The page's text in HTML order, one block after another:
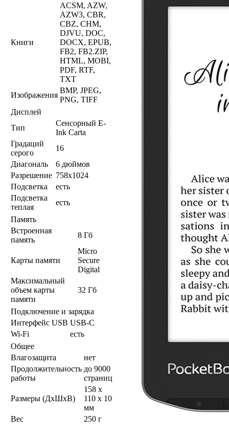
Книги
ACSM, AZW,
AZW3, CBR,
CBZ, CHM,
DJVU, DOC,
DOCX, EPUB,
FB2, FB2.ZIP,
HTML, MOBI,
PDF, RTF,
TXT
Изображения
BMP, JPEG,
PNG, TIFF
Дисплей
Тип
Сенсорный E-
Ink Carta
Градаций
серого
16
Диагональ
6 дюймов
Разрешение 758x1024
Подсветка
есть
Подсветка
теплая
есть
Память
Встроенная
память
8 Гб
Карты памяти
Micro
Secure
Digital
Максимальный
объем карты
памяти
32 Гб
Подключение и зарядка
Интерфейс USB USB-C
Wi-Fi
есть
Общее
Влагозащита
нет
Продолжительность
работы
до 9000
страниц
Размеры (ДхШхВ)
158 x
110 x 10
мм
Вес
250 г